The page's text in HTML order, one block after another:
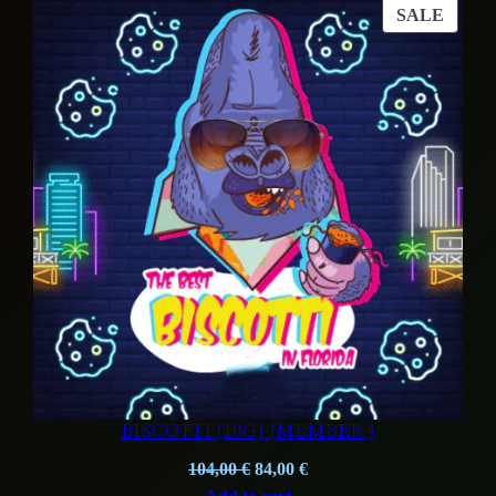
SALE
BISCOTTI (10G) (MEMBER )
104,00€ Original
84,00 €Current